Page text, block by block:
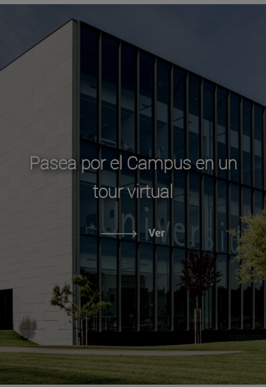
Pasea por el Campus en un
tour virtual
Ver